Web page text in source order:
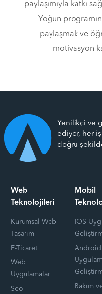
paylaşımıyla katkı
Yoğun
paylaşmak ve
motivasyon
Yenilikçi ve
ediyor, her
doğru
Web
Teknolojileri
Kurumsal Web
Tasarım
E-Ticaret
Web
Uygulamaları
Seo
Mobil
IOS
Android
Bakım ve